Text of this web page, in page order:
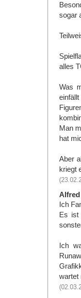
sogar
alles
Was
Man
hat
Aber
kriegt
Ich
Es ist
Ich
wartet